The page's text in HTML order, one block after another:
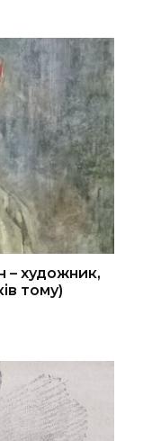
художник,
тому)